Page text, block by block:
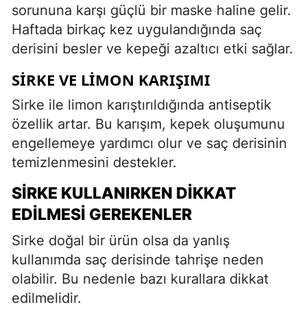
sorununa karşı güçlü bir maske haline gelir.
Haftada birkaç kez uygulandığında saç
derisini besler ve kepeği azaltıcı etki sağlar.
SIRKE VE LIMON KARIŞIMI
Sirke ile limon karıştırıldığında antiseptik
özellik artar. Bu karışım, kepek oluşumunu
engellemeye yardımcı olur ve saç derisinin
temizlenmesini destekler.
SIRKE KULLANIRKEN DIKKAT
EDILMESI GEREKENLER
Sirke doğal bir ürün olsa da yanlış
kullanımda saç derisinde tahrişe neden
olabilir. Bu nedenle bazı kurallara dikkat
edilmelidir.